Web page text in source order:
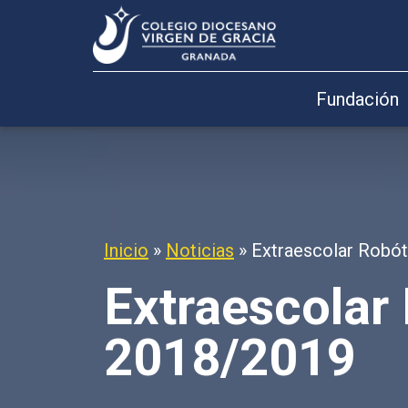
Fundación
Inicio » Noticias » Extraescolar
2018/2019